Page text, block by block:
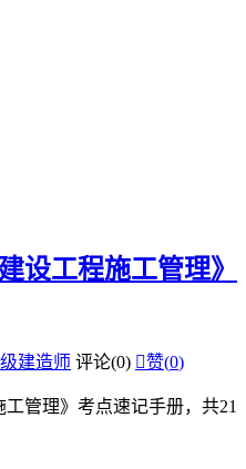
设工程施工管理》
建造师 评论(0) 赞(0)
管理》考点速记手册，共21